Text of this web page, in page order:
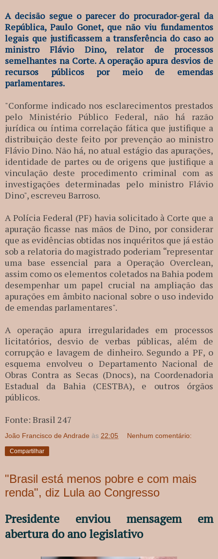
A decisão segue o parecer do procurador-geral da
República, Paulo Gonet, que não viu fundamentos
legais que justificassem a transferência do caso ao
ministro Flávio Dino, relator de processos
semelhantes na Corte. A operação apura desvios de
recursos públicos por meio de emendas
parlamentares.
"Conforme indicado nos esclarecimentos prestados
pelo Ministério Público Federal, não há razão
jurídica ou íntima correlação fática que justifique a
distribuição deste feito por prevenção ao ministro
Flávio Dino. Não há, no atual estágio das apurações,
identidade de partes ou de origens que justifique a
vinculação deste procedimento criminal com as
investigações determinadas pelo ministro Flávio
Dino", escreveu Barroso.
A Polícia Federal (PF) havia solicitado à Corte que a
apuração ficasse nas mãos de Dino, por considerar
que as evidências obtidas nos inquéritos que já estão
sob a relatoria do magistrado poderiam “representar
uma base essencial para a Operação Overclean,
assim como os elementos coletados na Bahia podem
desempenhar um papel crucial na ampliação das
apurações em âmbito nacional sobre o uso indevido
de emendas parlamentares".
A operação apura irregularidades em processos
licitatórios, desvio de verbas públicas, além de
corrupção e lavagem de dinheiro. Segundo a PF, o
esquema envolveu o Departamento Nacional de
Obras Contra as Secas (Dnocs), na Coordenadoria
Estadual da Bahia (CESTBA), e outros órgãos
públicos.
Fonte: Brasil 247
João Francisco de Andrade às 22:05 Nenhum comentário:
Compartilhar
"Brasil está menos pobre e com mais
renda", diz Lula ao Congresso
Presidente enviou mensagem em
abertura do ano legislativo